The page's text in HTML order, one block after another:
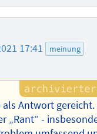
17:41 meinung
als Antwort gereicht.
„Rant” -